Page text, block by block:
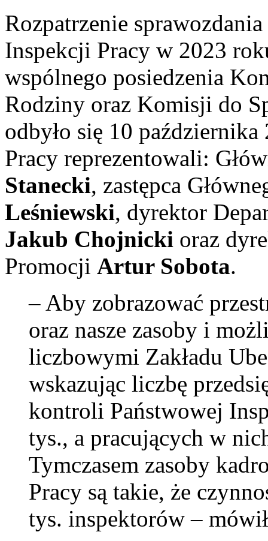
Rozpatrzenie
Inspekcji Pracy w 2023
wspólnego posiedzenia
Rodziny oraz Komisji do
odbyło się 10
Pracy reprezentowali:
Stanecki, zastępca
Leśniewski, dyrektor
Jakub Chojnicki oraz
Promocji Artur Sobota.
– Aby zobrazować
oraz nasze zasoby i
liczbowymi Zakładu
wskazując liczbę
kontroli Państwowej
tys., a pracujących w
Tymczasem zasoby
Pracy są takie, że
tys. inspektorów –